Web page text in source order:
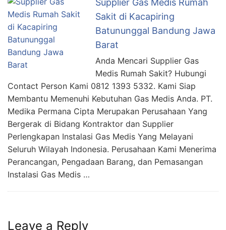
Supplier Gas Medis Rumah
Sakit di Kacapiring
Batununggal Bandung Jawa
Barat
Anda Mencari Supplier Gas
Medis Rumah Sakit? Hubungi
Contact Person Kami 0812 1393 5332. Kami Siap
Membantu Memenuhi Kebutuhan Gas Medis Anda. PT.
Medika Permana Cipta Merupakan Perusahaan Yang
Bergerak di Bidang Kontraktor dan Supplier
Perlengkapan Instalasi Gas Medis Yang Melayani
Seluruh Wilayah Indonesia. Perusahaan Kami Menerima
Perancangan, Pengadaan Barang, dan Pemasangan
Instalasi Gas Medis …
Leave a Reply